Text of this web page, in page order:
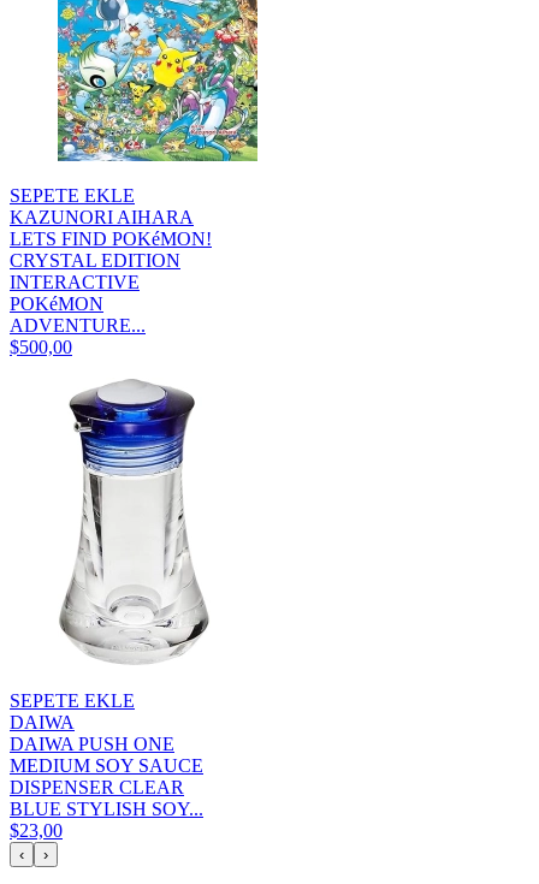
SEPETE EKLE
KAZUNORI AIHARA
LETS FIND POKéMON!
CRYSTAL EDITION
INTERACTIVE
POKéMON
ADVENTURE...
$500,00
SEPETE EKLE
DAIWA
DAIWA PUSH ONE
MEDIUM SOY SAUCE
DISPENSER CLEAR
BLUE STYLISH SOY...
$23,00
‹ ›